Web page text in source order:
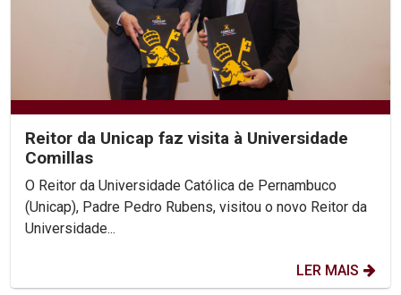
Reitor da Unicap faz visita à Universidade
Comillas
O Reitor da Universidade Católica de Pernambuco
(Unicap), Padre Pedro Rubens, visitou o novo Reitor da
Universidade...
LER MAIS